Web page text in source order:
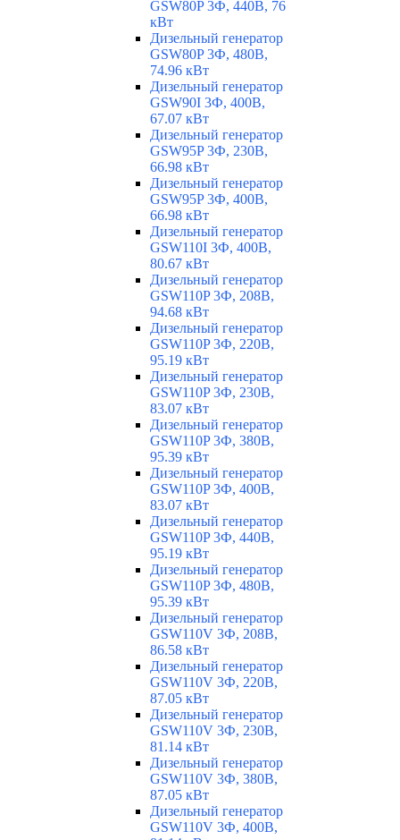
GSW80P 3Ф, 440В, 76
кВт
Дизельный генератор
GSW80P 3Ф, 480В,
74.96 кВт
Дизельный генератор
GSW90I 3Ф, 400В,
67.07 кВт
Дизельный генератор
GSW95P 3Ф, 230В,
66.98 кВт
Дизельный генератор
GSW95P 3Ф, 400В,
66.98 кВт
Дизельный генератор
GSW110I 3Ф, 400В,
80.67 кВт
Дизельный генератор
GSW110P 3Ф, 208В,
94.68 кВт
Дизельный генератор
GSW110P 3Ф, 220В,
95.19 кВт
Дизельный генератор
GSW110P 3Ф, 230В,
83.07 кВт
Дизельный генератор
GSW110P 3Ф, 380В,
95.39 кВт
Дизельный генератор
GSW110P 3Ф, 400В,
83.07 кВт
Дизельный генератор
GSW110P 3Ф, 440В,
95.19 кВт
Дизельный генератор
GSW110P 3Ф, 480В,
95.39 кВт
Дизельный генератор
GSW110V 3Ф, 208В,
86.58 кВт
Дизельный генератор
GSW110V 3Ф, 220В,
87.05 кВт
Дизельный генератор
GSW110V 3Ф, 230В,
81.14 кВт
Дизельный генератор
GSW110V 3Ф, 380В,
87.05 кВт
Дизельный генератор
GSW110V 3Ф, 400В,